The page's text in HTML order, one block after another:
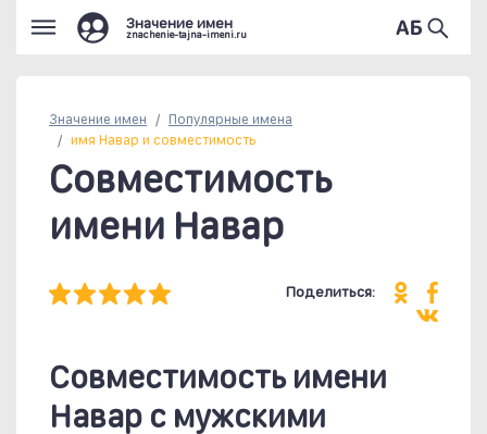
Значение имен
znachenie-tajna-imeni.ru
Значение имен Популярные имена
имя Навар и совместимость
Совместимость
имени Навар
Поделиться:
Совместимость имени
Навар c мужскими